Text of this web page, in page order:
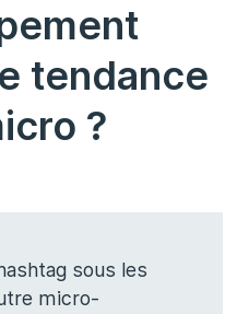
tendance
?
sous les
micro-